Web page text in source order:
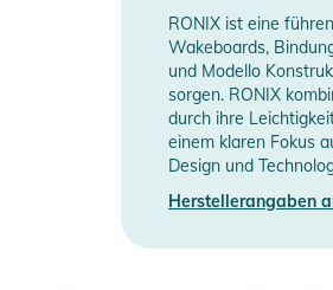
RONIX ist eine
Wakeboards,
und Modello
sorgen. RONIX
durch ihre
einem klaren Fokus
Design und
Herstellerangaben